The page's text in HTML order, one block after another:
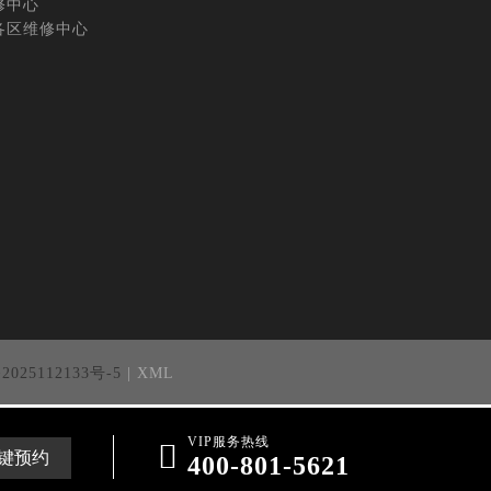
中心
区维修中心
号-5
| XML
，我们将在收到通知后立即依法处理。当前页面信息更新时
预约  VIP服务热线
400-801-5621